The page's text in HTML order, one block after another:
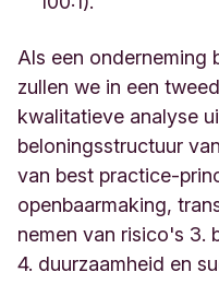
Als een onderneming
zullen we in een
kwalitatieve analyse
beloningsstructuur
van best practice-
openbaarmaking,
nemen van risico's 3.
4. duurzaamheid en